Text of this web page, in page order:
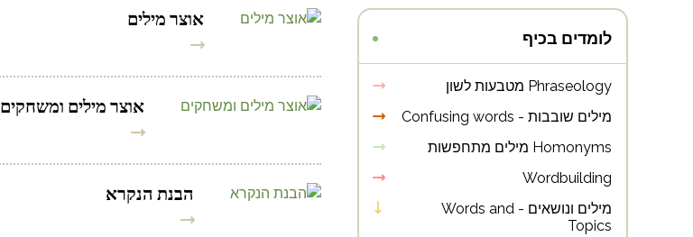
אוצר מילים
אוצר מילים ומשחקים
הבנת הנקרא
לומדים בכיף
Phraseology מטבעות לשון
מילים שובבות - Confusing words
Homonyms מילים מתחפשות
Wordbuilding
מילים ונושאים - Words and
Topics